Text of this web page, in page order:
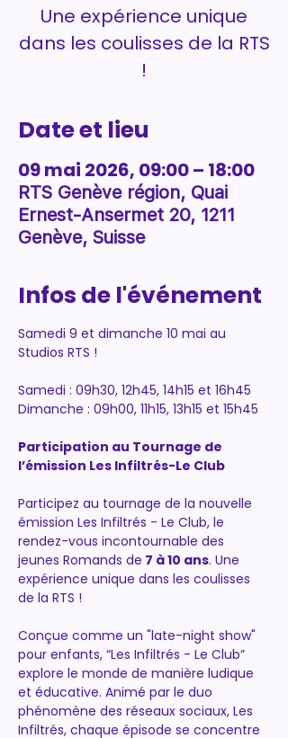
Une expérience unique
dans les coulisses de la RTS
!
Date et lieu
09 mai 2026, 09:00 – 18:00
RTS Genève région, Quai
Ernest-Ansermet 20, 1211
Genève, Suisse
Infos de l'événement
Samedi 9 et dimanche 10 mai au
Studios RTS !
Samedi : 09h30, 12h45, 14h15 et 16h45
Dimanche : 09h00, 11h15, 13h15 et 15h45
Participation au Tournage de
l’émission Les Infiltrés-Le Club
Participez au tournage de la nouvelle
émission Les Infiltrés - Le Club, le
rendez-vous incontournable des
jeunes Romands de 7 à 10 ans. Une
expérience unique dans les coulisses
de la RTS !
Conçue comme un "late-night show"
pour enfants, “Les Infiltrés - Le Club”
explore le monde de manière ludique
et éducative. Animé par le duo
phénomène des réseaux sociaux, Les
Infiltrés, chaque épisode se concentre